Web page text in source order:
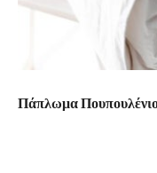
Πάπλωμα